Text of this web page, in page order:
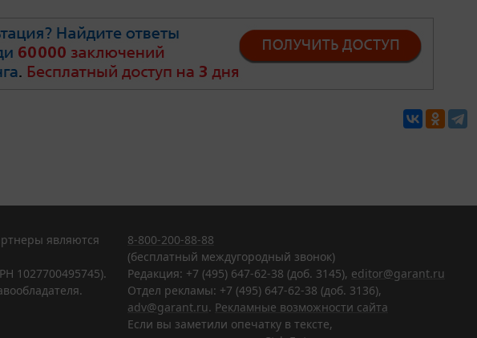
являются
1027700495745).
8-800-200-88-88
(бесплатный междугородный звонок)
Редакция: +7 (495) 647-62-38 (доб. 3145), editor@garant.ru
Отдел рекламы: +7 (495) 647-62-38 (доб. 3136),
adv@garant.ru. Рекламные возможности сайта
Если вы заметили опечатку в тексте,